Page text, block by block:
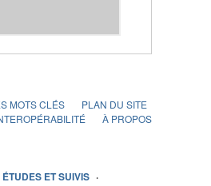
MOTS CLÉS
PLAN DU SITE
À PROPOS
ÉTUDES ET SUIVIS